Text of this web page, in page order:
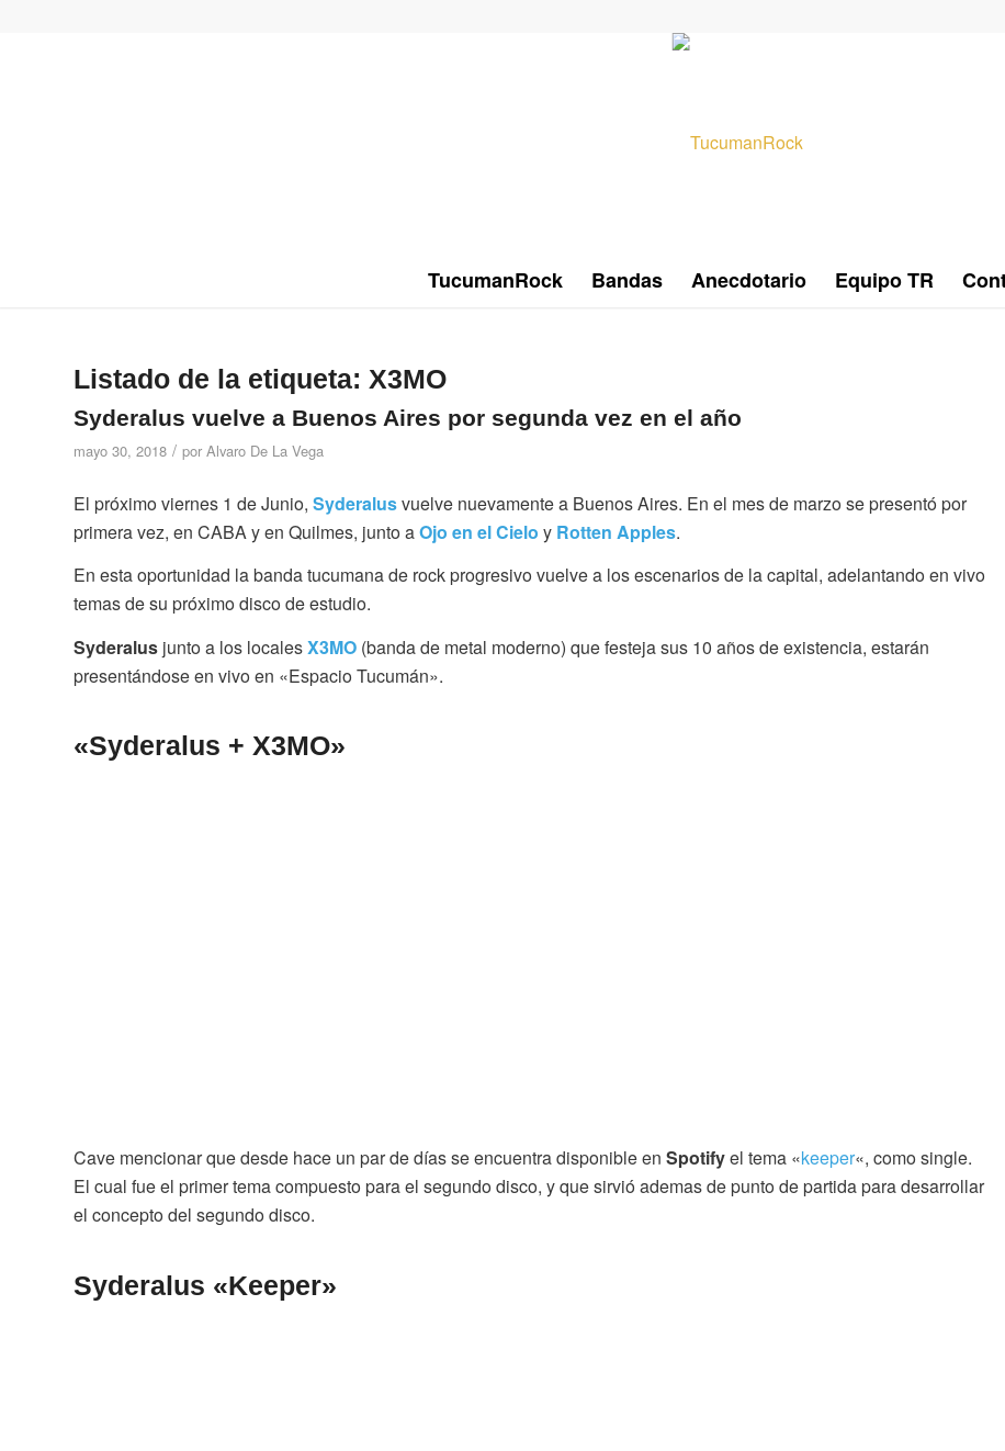
TucumanRock Bandas Anecdotario Equipo TR
Listado de la etiqueta: X3MO
Syderalus vuelve a Buenos Aires por segunda vez en el año
mayo 30, 2018 / por Alvaro De La Vega
El próximo viernes 1 de Junio, Syderalusvuelve nuevamente a Buenos Aires. En el mes de marzo se presentó por
primera vez, en CABA y en Quilmes, junto aOjo en el Cielo y Rotten Apples.
En esta oportunidad la banda tucumana de rock progresivo vuelve a los escenarios de la capital, adelantando en vivo
temas de su próximo disco de estudio.
Syderalus junto a los localesX3MO (banda de metal moderno) que festeja sus 10 años de existencia, estarán
presentándose en vivo en «Espacio Tucumán».
«Syderalus + X3MO»
Cave mencionar que desde hace un par de días se encuentra disponible en Spotifyel tema «keeper«, como single.
El cual fue el primer tema compuesto para el segundo disco, y que sirvió ademas de punto de partida para desarrollar
el concepto del segundo disco.
Syderalus «Keeper»